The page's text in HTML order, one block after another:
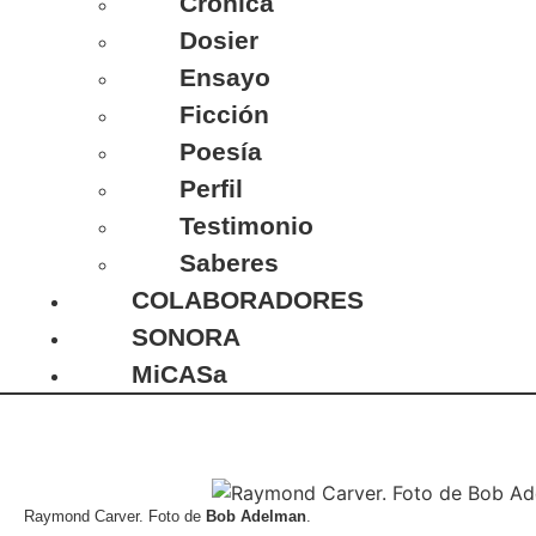
Dosier
Ensayo
Ficción
Poesía
Perfil
Testimonio
Saberes
COLABORADORES
SONORA
MiCASa
Raymond Carver. Foto de Bob Adelman.